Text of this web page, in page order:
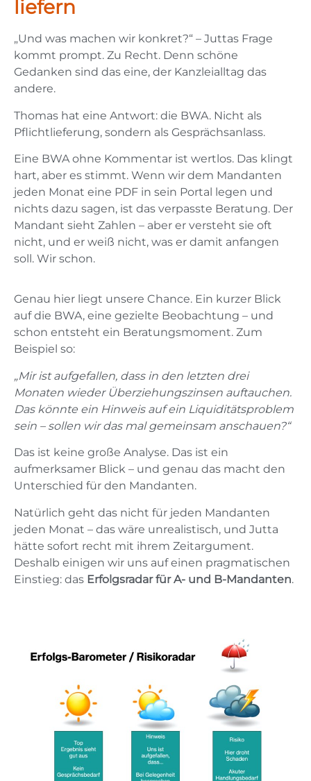
liefern
„Und was machen wir konkret?“ – Juttas Frage
kommt prompt. Zu Recht. Denn schöne
Gedanken sind das eine, der Kanzleialltag das
andere.
Thomas hat eine Antwort: die BWA. Nicht als
Pflichtlieferung, sondern als Gesprächsanlass.
Eine BWA ohne Kommentar ist wertlos. Das klingt
hart, aber es stimmt. Wenn wir dem Mandanten
jeden Monat eine PDF in sein Portal legen und
nichts dazu sagen, ist das verpasste Beratung. Der
Mandant sieht Zahlen – aber er versteht sie oft
nicht, und er weiß nicht, was er damit anfangen
soll. Wir schon.
Genau hier liegt unsere Chance. Ein kurzer Blick
auf die BWA, eine gezielte Beobachtung – und
schon entsteht ein Beratungsmoment. Zum
Beispiel so:
„Mir ist aufgefallen, dass in den letzten drei
Monaten wieder Überziehungszinsen auftauchen.
Das könnte ein Hinweis auf ein Liquiditätsproblem
sein – sollen wir das mal gemeinsam anschauen?“
Das ist keine große Analyse. Das ist ein
aufmerksamer Blick – und genau das macht den
Unterschied für den Mandanten.
Natürlich geht das nicht für jeden Mandanten
jeden Monat – das wäre unrealistisch, und Jutta
hätte sofort recht mit ihrem Zeitargument.
Deshalb einigen wir uns auf einen pragmatischen
Einstieg: das Erfolgsradar für A- und B-Mandanten.